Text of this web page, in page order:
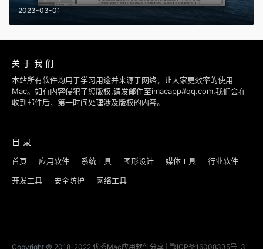
2023-03-01
关于我们
本站所有软件均用于学习用途并来源于网络，让大家更效率的使用
Mac。如有内容侵犯了您版权,请发邮件至imacapp#qq.com.我们会在
收到邮件后，第一时间处理涉及版权的内容。
目录
首页 应用软件 系统工具 图形设计 媒体工具 行业软件
开发工具 安全防护 网络工具
Copyright © 2018-2022 优秀Mac应用软件分享 鄂ICP备16008335号-3